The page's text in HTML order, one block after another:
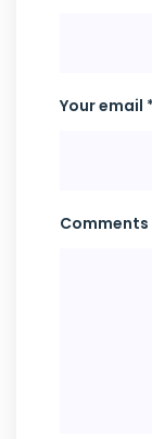
Your email *
Comments